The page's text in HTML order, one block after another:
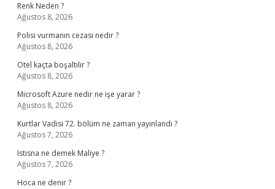
Renk Neden ?
Ağustos 8, 2026
Polisi vurmanın cezası nedir ?
Ağustos 8, 2026
Otel kaçta boşaltılır ?
Ağustos 8, 2026
Microsoft Azure nedir ne işe yarar ?
Ağustos 8, 2026
Kurtlar Vadisi 72. bölüm ne zaman yayınlandı ?
Ağustos 7, 2026
Istisna ne demek Maliye ?
Ağustos 7, 2026
Hoca ne denir ?